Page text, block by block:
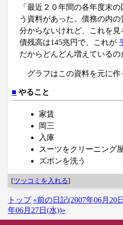
「最近２０年間の各年度末
う資料があった。債務の内
分からないけれど、これを見
債残高は145兆円で、これが
だからどんどん増えているの
グラフはこの資料を元に作
■ やること
家賃
岡三
入庫
スーツをクリーニング
ズボンを洗う
[ツッコミを入れる]
トップ «前の日記(2007年06月20
年06月27日(水))»